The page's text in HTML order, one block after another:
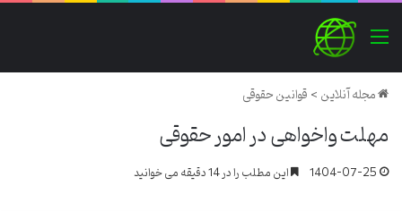
منو
مجله آنلاین>قوانین حقوقی
مهلت واخواهی در امور حقوقی
1404-07-25 این مطلب را در 14 دقیقه می خوانید